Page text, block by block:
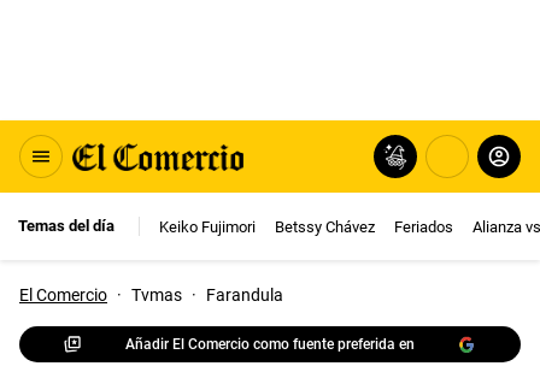
Temas del día Keiko Fujimori Betssy Chávez Feriados Alianza
El Comercio · Tvmas · Farandula
Añadir El Comercio como fuente preferida en